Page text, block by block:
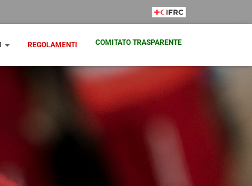
REGOLAMENTI COMITATO TRASPARENTE